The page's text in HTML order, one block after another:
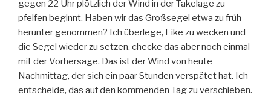
gegen 22 Uhr plötzlich der Wind in der Takelage zu
pfeifen beginnt. Haben wir das Großsegel etwa zu früh
herunter genommen? Ich überlege, Eike zu wecken und
die Segel wieder zu setzen, checke das aber noch einmal
mit der Vorhersage. Das ist der Wind von heute
Nachmittag, der sich ein paar Stunden verspätet hat. Ich
entscheide, das auf den kommenden Tag zu verschieben.